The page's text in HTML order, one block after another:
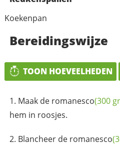
Koekenpan
Bereidingswijze
TOON HOEVEELHEDEN
Maak de romanesco(300
hem in roosjes.
Blancheer de romanesco